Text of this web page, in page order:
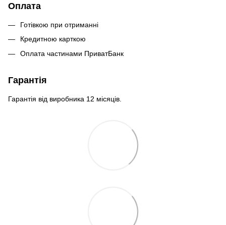
Оплата
Готівкою при отриманні
Кредитною карткою
Оплата частинами ПриватБанк
Гарантія
Гарантія від виробника 12 місяців.